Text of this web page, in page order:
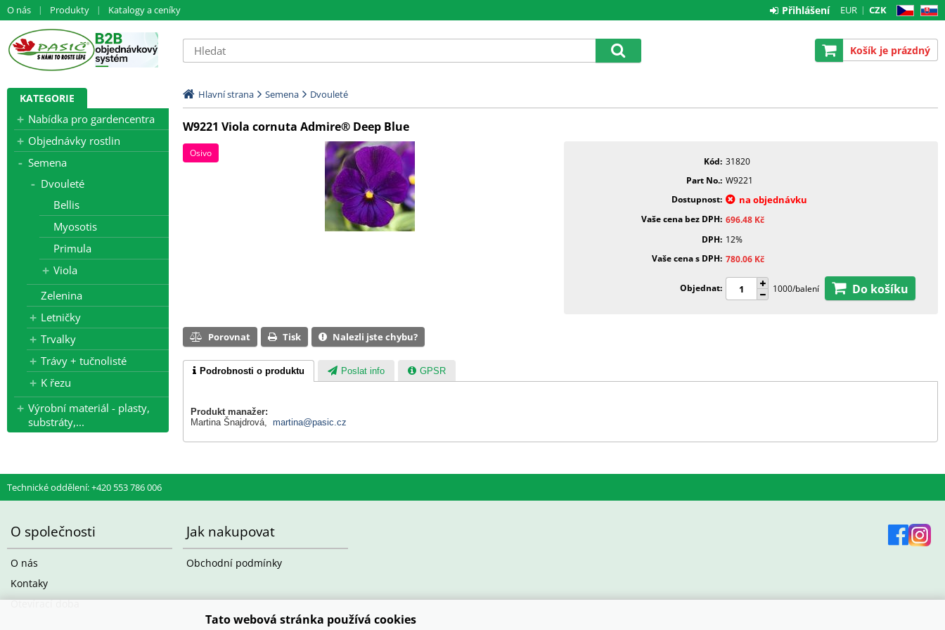
O nás Produkty Katalogy a ceníky CZ SK
EUR CZK
Přihlášení
Košík je prázdný
KATEGORIE
Nabídka pro gardencentra
Objednávky rostlin
Semena
Dvouleté
Bellis
Myosotis
Primula
Viola
Zelenina
Letničky
Trvalky
Trávy + tučnolisté
K řezu
Výrobní materiál - plasty,
substráty,...
Hlavní strana Semena Dvouleté
W9221 Viola cornuta Admire® Deep Blue
Osivo
Kód 31820
Part No. W9221
Dostupnost
na objednávku
Vaše cena bez DPH 696.48 Kč
DPH 12%
Vaše cena s DPH 780.06 Kč
Objednat 1000/balení Do košíku
Porovnat Tisk Nalezli jste chybu?
Podrobnosti o produktu Poslat info GPSR
Produkt manažer:
Martina Šnajdrová, martina@pasic.cz
Technické oddělení: +420 553 786 006
O společnosti
O nás
Kontaky
Otevírací doba
Jak nakupovat
Obchodní podmínky
Tato webová stránka používá cookies